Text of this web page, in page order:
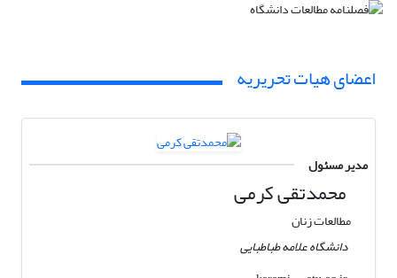
اعضای هیات تحریریه
مدیر مسئول
محمدتقی کرمی
مطالعات زنان
دانشگاه علامه طباطبایی